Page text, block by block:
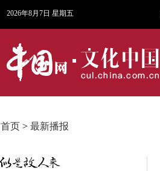
2026年8月7日 星期五
首页 > 最新播报